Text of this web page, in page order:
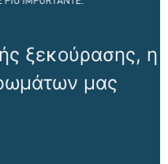
ξεκούρασης, η
μας